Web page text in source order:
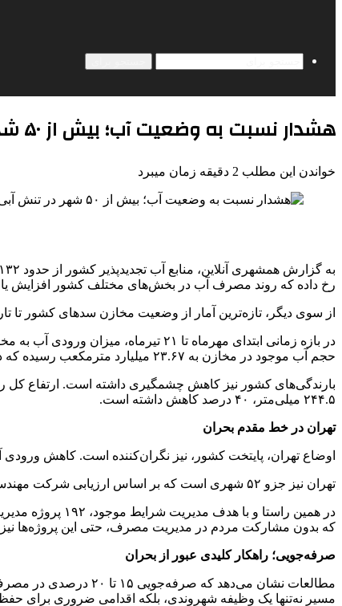
هشدار نسبت به وضعیت آب؛ بیش از ۵۰ شهر در تنش آبی قرار دارند
خواندن این مطلب 2 دقیقه زمان میبرد
رخ داده که روند مصرف آب در بخش‌های مختلف کشور افزایش یافته و میانگین دمای
از سوی دیگر، تازه‌ترین آمار از وضعیت مخازن سدهای کشور تا تاریخ ۲۱ تیرماه حاکی از آن است که تنها ۴۶ درصد ظرفیت مخازن پر شده و ۱۸ سد مهم کشور کمتر از ۲۰ درصد حجم
حجم آب موجود در مخازن به ۲۳.۶۷ میلیارد مترمکعب رسیده که در مقایسه با عدد ۳۲.۰۱ میلیارد مترمکعبی سال قبل، ۲۶ درصد کاهش را نشان می‌دهد.
۲۴۴.۵ میلی‌متر، ۴۰ درصد کاهش داشته است.
تهران در خط مقدم بحران
اوضاع تهران، پایتخت کشور، نیز نگران‌کننده است. کاهش
تهران نیز جزو ۵۲ شهری است که بر اساس ارزیابی شرکت مهندسی آب و فاضلاب کشور، در وضعیت تنش آبی قرار دارند؛ وضعیتی که می‌تواند مستقیماً استمرار تأمین آب شرب را تهدید کند.
در همین
که بدون مشارکت مردم در مدیریت مصرف، حتی این پروژه‌ها نیز
صرفه‌جویی؛ راهکار کلیدی عبور از بحران
مطالعات نشان
مسیر نه‌تنها یک وظیفه شهروندی، بلکه اقدامی ضروری برای